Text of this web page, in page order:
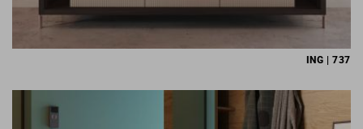
ING | 737